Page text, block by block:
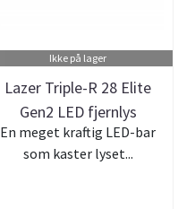
Ikke på lager
Lazer Triple-R 28 Elite
Gen2 LED fjernlys
En meget kraftig LED-bar
som kaster lyset...